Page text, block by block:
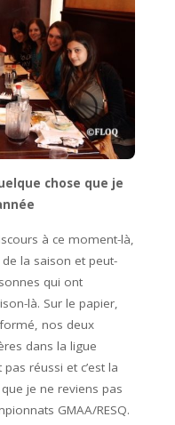
chose que je
à ce moment-là,
la saison et peut-
qui ont
là. Sur le papier,
nos deux
dans la ligue
réussi et c’est la
je ne reviens pas
GMAA/RESQ.